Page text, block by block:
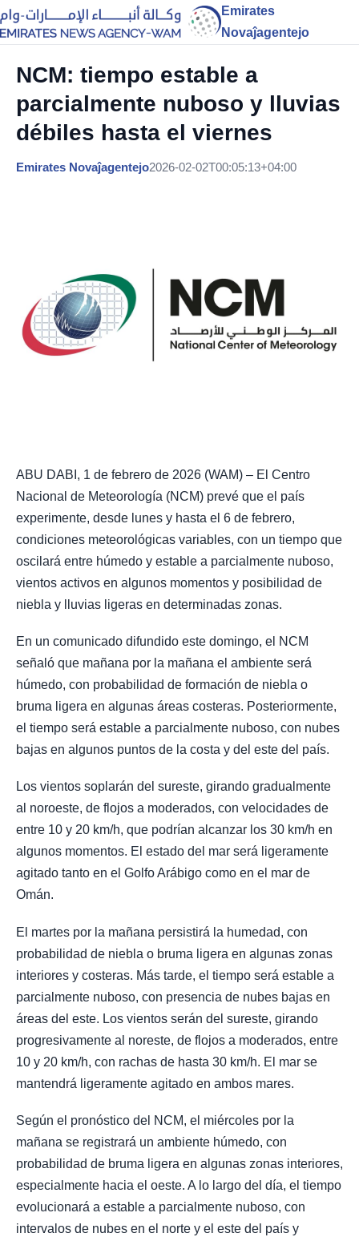
Emirates
Novaĵagentejo
NCM: tiempo estable a
parcialmente nuboso y lluvias
débiles hasta el viernes
Emirates Novaĵagentejo2026-02-02T00:05:13+04:00
ABU DABI, 1 de febrero de 2026 (WAM) – El Centro
Nacional de Meteorología (NCM) prevé que el país
experimente, desde lunes y hasta el 6 de febrero,
condiciones meteorológicas variables, con un tiempo que
oscilará entre húmedo y estable a parcialmente nuboso,
vientos activos en algunos momentos y posibilidad de
niebla y lluvias ligeras en determinadas zonas.
En un comunicado difundido este domingo, el NCM
señaló que mañana por la mañana el ambiente será
húmedo, con probabilidad de formación de niebla o
bruma ligera en algunas áreas costeras. Posteriormente,
el tiempo será estable a parcialmente nuboso, con nubes
bajas en algunos puntos de la costa y del este del país.
Los vientos soplarán del sureste, girando gradualmente
al noroeste, de flojos a moderados, con velocidades de
entre 10 y 20 km/h, que podrían alcanzar los 30 km/h en
algunos momentos. El estado del mar será ligeramente
agitado tanto en el Golfo Arábigo como en el mar de
Omán.
El martes por la mañana persistirá la humedad, con
probabilidad de niebla o bruma ligera en algunas zonas
interiores y costeras. Más tarde, el tiempo será estable a
parcialmente nuboso, con presencia de nubes bajas en
áreas del este. Los vientos serán del sureste, girando
progresivamente al noreste, de flojos a moderados, entre
10 y 20 km/h, con rachas de hasta 30 km/h. El mar se
mantendrá ligeramente agitado en ambos mares.
Según el pronóstico del NCM, el miércoles por la
mañana se registrará un ambiente húmedo, con
probabilidad de bruma ligera en algunas zonas interiores,
especialmente hacia el oeste. A lo largo del día, el tiempo
evolucionará a estable a parcialmente nuboso, con
intervalos de nubes en el norte y el este del país y